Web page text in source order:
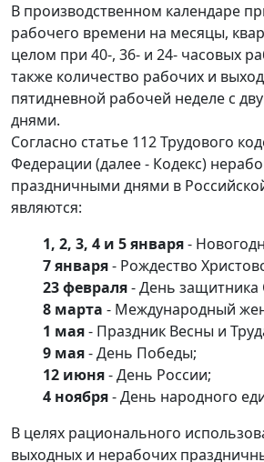
В производственном календаре
рабочего времени на месяцы,
целом при 40-, 36- и 24- часовых
также количество рабочих и
пятидневной рабочей неделе с
днями.
Согласно статье 112 Трудового
Федерации (далее - Кодекс)
праздничными днями в
являются:
1, 2, 3, 4 и 5 января-
7 января- Рождество
23 февраля- День защитника
8 марта - Международный
1 мая- Праздник Весны и
9 мая- День Победы;
12 июня- День России;
4 ноября- День народного
В целях рационального
выходных и нерабочих